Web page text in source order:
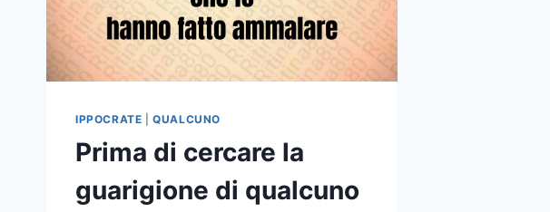
IPPOCRATE |QUALCUNO
Prima di cercare la
guarigione di qualcuno